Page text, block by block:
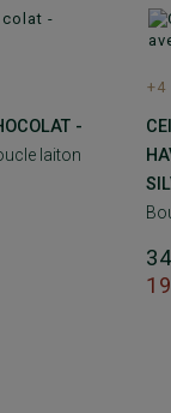
-
laiton
+4